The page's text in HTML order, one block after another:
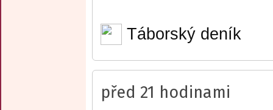
Táborský deník
před 21 hodinami